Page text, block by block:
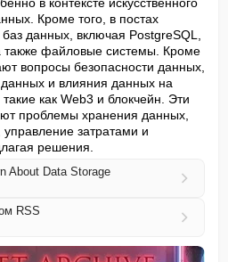
Кроме того, в постах
данных, включая PostgreSQL,
также файловые системы. Кроме
вопросы безопасности данных,
и влияния данных на
как Web3 и блокчейн. Эти
проблемы хранения данных,
затратами и
решения.
About Data Storage
RSS